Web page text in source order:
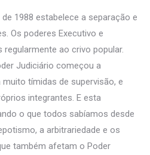
1988 estabelece a separação e
Os poderes Executivo e
ao crivo popular.
Judiciário começou a
tímidas de supervisão, e
integrantes. E esta
o que todos sabíamos desde
a arbitrariedade e os
também afetam o Poder